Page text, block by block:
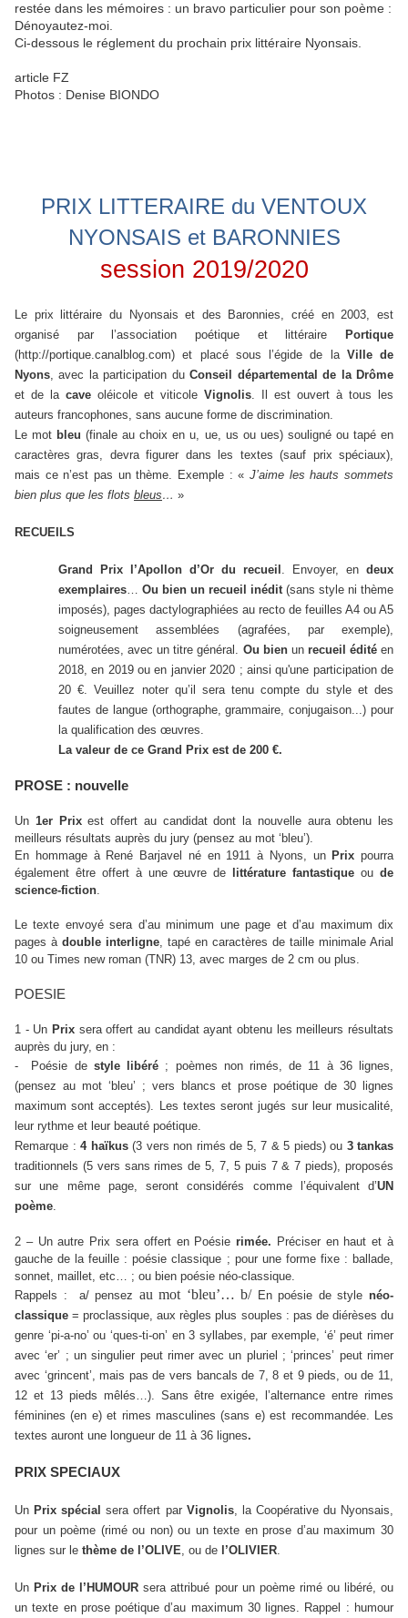
restée dans les mémoires : un bravo particulier pour son poème :
Dénoyautez-moi.
Ci-dessous le réglement du prochain prix littéraire Nyonsais.
article FZ
Photos : Denise BIONDO
PRIX LITTERAIRE du VENTOUX
NYONSAIS et BARONNIES
session 2019/2020
Le prix littéraire du Nyonsais et des Baronnies, créé en 2003, est
organisé par l’association poétique et littéraire
Portique
(http://portique.canalblog.com) et placé sous l’égide de la Ville de
Nyons, avec la participation duConseil départemental de la Drôme
et de la cave oléicole et viticole Vignolis. Il est ouvert à tous les
auteurs francophones, sans aucune forme de discrimination.
Le mot bleu (finale au choix en u, ue, us ou ues) souligné ou tapé en
caractères gras, devra figurer dans les textes (sauf prix spéciaux),
mais ce n’est pas un thème. Exemple : « J’aime les hauts sommets
bien plus que les flots bleus… »
RECUEILS
Grand Prix l’Apollon d’Or du recueil . Envoyer, en deux
exemplaires… Ou bien un recueil inédit(sans style ni thème
imposés), pages dactylographiées au recto de feuilles A4 ou A5
soigneusement assemblées (agrafées, par exemple),
numérotées, avec un titre général. Ou bienun recueil éditéen
2018, en 2019 ou en janvier 2020 ; ainsi qu'une participation de
20 €. Veuillez noter qu’il sera tenu compte du style et des
fautes de langue (orthographe, grammaire, conjugaison...) pour
la qualification des œuvres.
La valeur de ce Grand Prix est de 200 €.
PROSE : nouvelle
Un 1er Prixest offert au candidat dont la nouvelle aura obtenu les
meilleurs résultats auprès du jury (pensez au mot ‘bleu’).
En hommage à René Barjavel né en 1911 à Nyons, un Prix pourra
également être offert à une œuvre de littérature fantastiqueou de
science-fiction.
Le texte envoyé sera d’au minimum une page et d’au maximum dix
pages à double interligne, tapé en caractères de taille minimale Arial
10 ou Times new roman (TNR) 13, avec marges de 2 cm ou plus.
POESIE
1 - Un Prix sera offert au candidat ayant obtenu les meilleurs résultats
auprès du jury, en :
- Poésie de style libéré ; poèmes non rimés, de 11 à 36 lignes,
(pensez au mot ‘bleu’ ; vers blancs et prose poétique de 30 lignes
maximum sont acceptés). Les textes seront jugés sur leur musicalité,
leur rythme et leur beauté poétique.
Remarque : 4 haïkus(3 vers non rimés de 5, 7 & 5 pieds) ou 3 tankas
traditionnels (5 vers sans rimes de 5, 7, 5 puis 7 & 7 pieds), proposés
sur une même page, seront considérés comme l’équivalent d’UN
poème.
2 – Un autre Prix sera offert en Poésie rimée. Préciser en haut et à
gauche de la feuille : poésie classique ; pour une forme fixe : ballade,
sonnet, maillet, etc… ; ou bien poésie néo-classique.
Rappels : a/ pensez au mot ‘bleu’… b/ En poésie de stylenéo-
classique = proclassique, aux règles plus souples : pas de diérèses du
genre ‘pi-a-no’ ou ‘ques-ti-on’ en 3 syllabes, par exemple, ‘é’ peut rimer
avec ‘er’ ; un singulier peut rimer avec un pluriel ; ‘princes’ peut rimer
avec ‘grincent’, mais pas de vers bancals de 7, 8 et 9 pieds, ou de 11,
12 et 13 pieds mêlés…). Sans être exigée, l’alternance entre rimes
féminines (en e) et rimes masculines (sans e) est recommandée. Les
textes auront une longueur de 11 à 36 lignes.
PRIX SPECIAUX
Un Prix spécial sera offert par Vignolis, la Coopérative du Nyonsais,
pour un poème (rimé ou non) ou un texte en prose d’au maximum 30
lignes sur le thème de l’OLIVE, ou de l’OLIVIER.
Un Prix de l’HUMOUR sera attribué pour un poème rimé ou libéré, ou
un texte en prose poétique d’au maximum 30 lignes. Rappel : humour